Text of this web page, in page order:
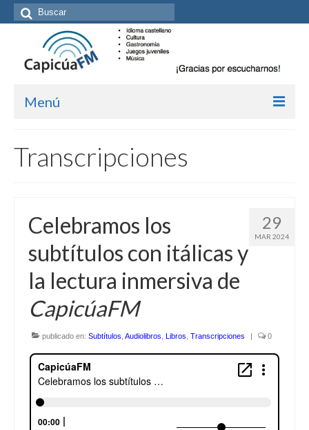
Buscar
por:
Menú
Kit de medios
Más de Allan Tépper
Boletines
Contacto (vía TecnoTur)
Graba tu mensaje hablado
Escuchalibros.com
EditorialTecnoTur.com
Donaciones
Transcripciones
29
MAR 2024
Celebramos los
subtítulos con itálicas y
la lectura inmersiva de
CapicúaFM
publicado en: Subtítulos Audiolibros Libros Transcripciones | 0